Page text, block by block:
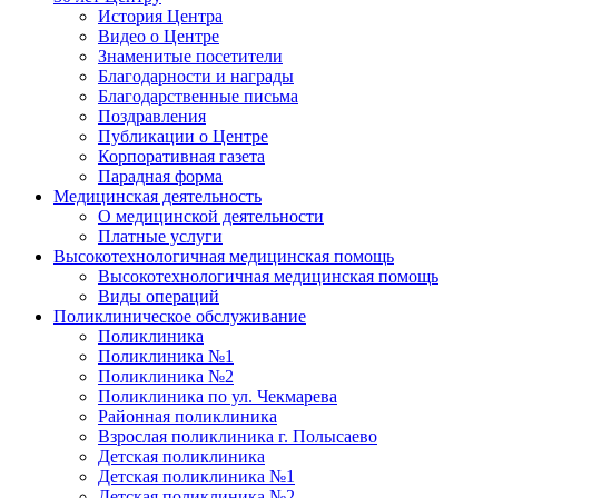
История Центра
Видео о Центре
Знаменитые посетители
Благодарности и награды
Благодарственные письма
Поздравления
Публикации о Центре
Корпоративная газета
Парадная форма
Медицинская деятельность
О медицинской деятельности
Платные услуги
Высокотехнологичная медицинская помощь
Высокотехнологичная медицинская помощь
Виды операций
Поликлиническое обслуживание
Поликлиника
Поликлиника №1
Поликлиника №2
Поликлиника по ул. Чекмарева
Районная поликлиника
Взрослая поликлиника г. Полысаево
Детская поликлиника
Детская поликлиника №1